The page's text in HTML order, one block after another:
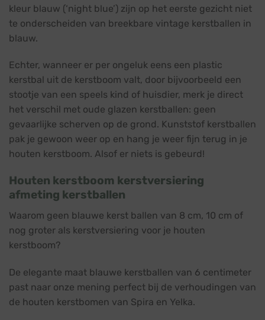
kleur blauw (‘night blue’) zijn op het eerste gezicht niet
te onderscheiden van breekbare vintage kerstballen in
blauw.
Echter, wanneer er per ongeluk eens een plastic
kerstbal uit de kerstboom valt, door bijvoorbeeld een
stootje van een speels kind of huisdier, merk je direct
het verschil met oude glazen kerstballen: geen
gevaarlijke scherven op de grond. Kunststof kerstballen
pak je gewoon weer op en hang je weer fijn terug in je
houten kerstboom. Alsof er niets is gebeurd!
Houten kerstboom kerstversiering
afmeting kerstballen
Waarom geen blauwe kerst ballen van 8 cm, 10 cm of
nog groter als kerstversiering voor je houten
kerstboom?
De elegante maat blauwe kerstballen van 6 centimeter
past naar onze mening perfect bij de verhoudingen van
de houten kerstbomen van Spira en Yelka.